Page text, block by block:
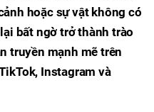
hoặc sự vật không có
bất ngờ trở thành trào
truyền mạnh mẽ trên
Instagram và